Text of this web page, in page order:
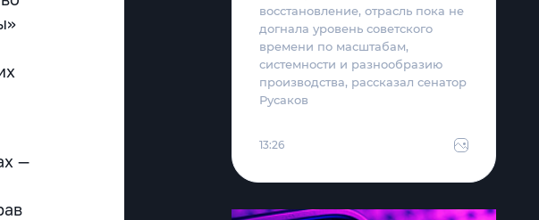
—
восстановление, отрасль пока не
догнала уровень советского
времени по масштабам,
системности и разнообразию
производства, рассказал сенатор
Русаков
13:26